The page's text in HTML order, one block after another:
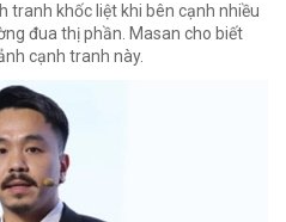
tranh khốc liệt khi bên cạnh nhiều
đua thị phần. Masan cho biết
cạnh tranh này.